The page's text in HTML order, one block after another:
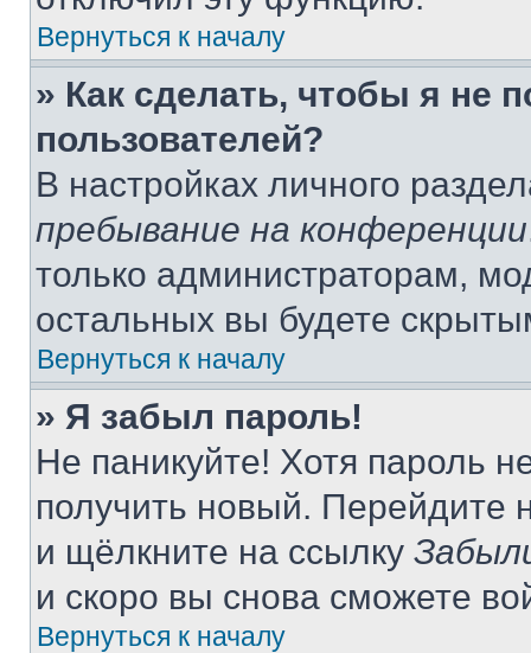
Вернуться к началу
» Как сделать, чтобы я не
пользователей?
В настройках личного
пребывание на конференции
только администраторам,
остальных вы будете
Вернуться к началу
» Я забыл пароль!
Не паникуйте! Хотя пароль
получить новый. Перейдите
и щёлкните на ссылку
и скоро вы снова сможете
Вернуться к началу